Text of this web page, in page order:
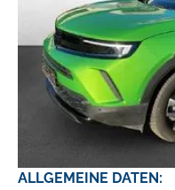
ALLGEMEINE DATEN: